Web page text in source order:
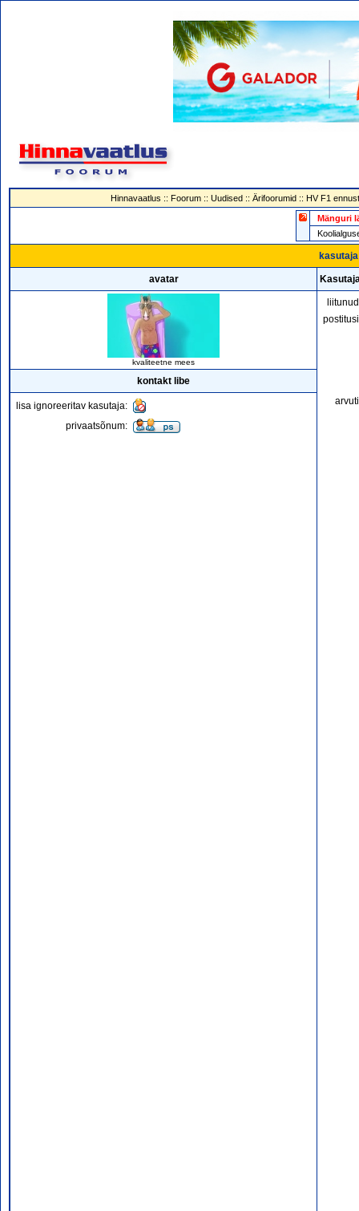
Hinnavaatlus :: Foorum:: Uudised:: Ärifoorumid:: HV F1
Mänguri
avatar
kvaliteetne mees
kontakt libe
lisa ignoreeritav kasutaja:
privaatsõnum: